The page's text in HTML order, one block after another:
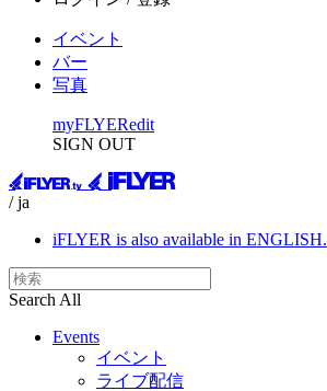
イベント
バー
写真
myFLYERedit
SIGN OUT
/ ja
iFLYER is also available in ENGLISH.
Search All
Events
イベント
ライブ配信